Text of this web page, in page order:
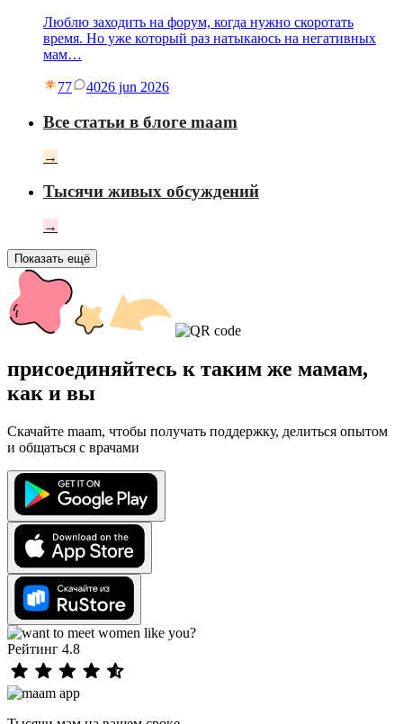
Люблю заходить на форум, когда нужно скоротать
время. Но уже который раз натыкаюсь на негативных
мам…
77 4026 jun 2026
Все статьи в блоге maam
→
Тысячи живых обсуждений
→
Показать ещё
присоединяйтесь к таким же мамам,
как и вы
Скачайте maam, чтобы получать поддержку, делиться опытом
и общаться с врачами
Рейтинг 4.8